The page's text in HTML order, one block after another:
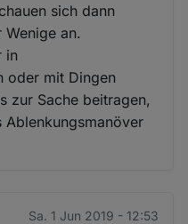
sich dann
an.
in
oder mit Dingen
zur Sache beitragen,
Sa. 1 Jun 2019 - 12:53